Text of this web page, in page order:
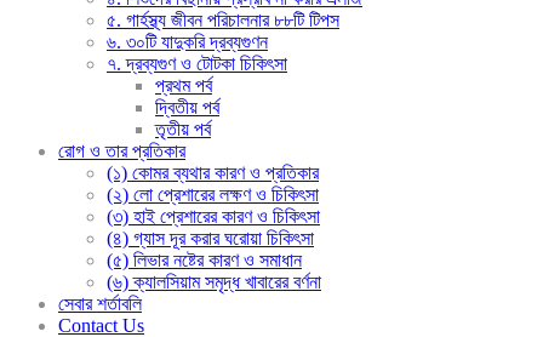
৫. গার্হস্থ্য জীবন পরিচালনার ৮৮টি টিপস
৬. ৩০টি যাদুকরি দ্রব্যগুণন
৭. দ্রব্যগুণ ও টোটকা চিকিৎসা
প্রথম পর্ব
দ্বিতীয় পর্ব
তৃতীয় পর্ব
রোগ ও তার প্রতিকার
(১) কোমর ব্যথার কারণ ও প্রতিকার
(২) লো প্রেশারের লক্ষণ ও চিকিৎসা
(৩) হাই প্রেশারের কারণ ও চিকিৎসা
(৪) গ্যাস দূর করার ঘরোয়া চিকিৎসা
(৫) লিভার নষ্টের কারণ ও সমাধান
(৬) ক্যালসিয়াম সমৃদ্ধ খাবারের বর্ণনা
সেবার শর্তাবলি
Contact Us